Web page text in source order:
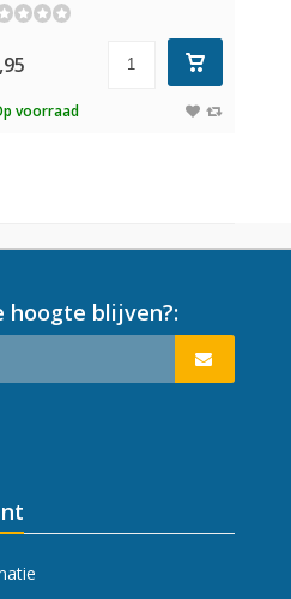
voorraad
hoogte blijven?: